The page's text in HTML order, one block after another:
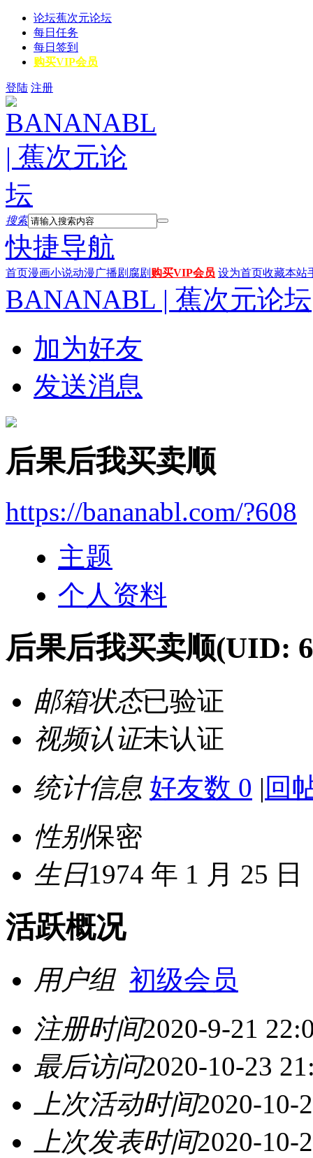
论坛蕉次元论坛
每日任务
每日签到
购买VIP会员
登陆 注册
搜索
快捷导航
首页漫画小说动漫广播剧 腐剧 购买VIP会员 设为首页收藏本站
BANANABL | 蕉次元论坛
加为好友
发送消息
后果后我买卖顺
https://bananabl.com/?608
主题
个人资料
后果后我买卖顺(UID:
邮箱状态已验证
视频认证未认证
统计信息 好友数 0 | 回
性别保密
生日1974 年 1 月 25 日
活跃概况
用户组 初级会员
注册时间2020-9-21
最后访问2020-10-23
上次活动时间2020-10-
上次发表时间2020-10-